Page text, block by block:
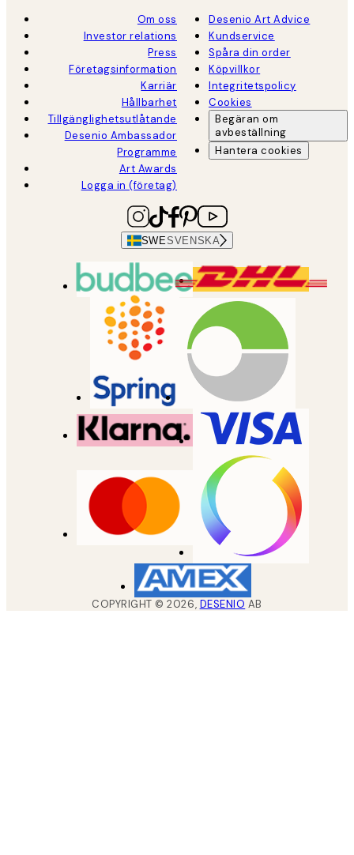
Om oss
Investor relations
Press
Företagsinformation
Karriär
Hållbarhet
Tillgänglighetsutlåtande
Desenio Ambassador
Programme
Art Awards
Logga in (företag)
Desenio Art Advice
Kundservice
Spåra din order
Köpvillkor
Integritetspolicy
Cookies
Begäran om
avbeställning
Hantera cookies
SWESVENSKA
COPYRIGHT ©2026, DESENIO AB